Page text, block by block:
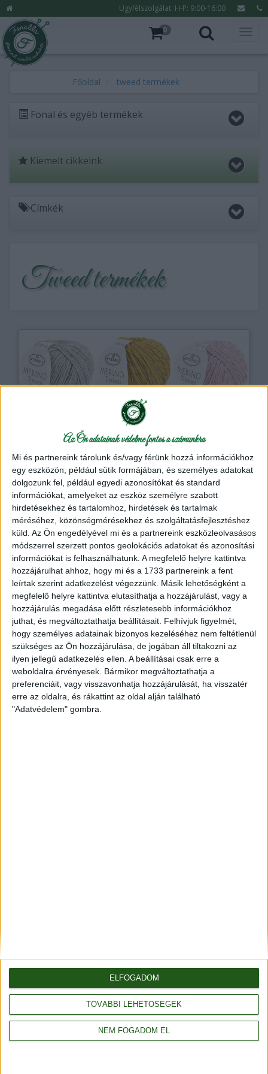
Az Ön adatainak védelme fontos a számunkra
Mi és partnereink tárolunk és/vagy férünk hozzá információkhoz
egy eszközön, például sütik formájában, és személyes adatokat
dolgozunk fel, például egyedi azonosítókat és standard
információkat, amelyeket az eszköz személyre szabott
hirdetésekhez és tartalomhoz, hirdetések és tartalmak
méréséhez, közönségmérésekhez és szolgáltatásfejlesztéshez
küld. Az Ön engedélyével mi és a partnereink eszközleolvasásos
módszerrel szerzett pontos geolokációs adatokat és azonosítási
információkat is felhasználhatunk. A megfelelő helyre kattintva
hozzájárulhat ahhoz, hogy mi és a 1733 partnereink a fent
leírtak szerint adatkezelést végezzünk. Másik lehetőségként a
megfelelő helyre kattintva elutasíthatja a hozzájárulást, vagy a
hozzájárulás megadása előtt részletesebb információkhoz
juthat, és megváltoztathatja beállításait. Felhívjuk figyelmét,
hogy személyes adatainak bizonyos kezeléséhez nem feltétlenül
szükséges az Ön hozzájárulása, de jogában áll tiltakozni az
ilyen jellegű adatkezelés ellen. A beállításai csak erre a
weboldalra érvényesek. Bármikor megváltoztathatja a
preferenciáit, vagy visszavonhatja hozzájárulását, ha visszatér
erre az oldalra, és rákattint az oldal alján található
"Adatvédelem" gombra.
TOVÁBBI LEHETŐSÉGEK
NEM FOGADOM EL
ELFOGADOM
Ügyfélszolgálat: H-P: 9:00-16:00
0
Főoldal tweed termékek
Fonal és egyéb termékek
Kiemelt cikkeink
Címkék
Tweed termékek
Stenli Merino Tweed gyapjú - selyem fonal
A Stenli Merino Tweed puha merinó gyapjú, finom akril
és újrahasznosított természetes selyem színes
zárványai tartósan a fonalba integrálva.
Stenli Kötőfonal
990 Ft/ 50gr Kötőfonal
Részletek
gyapjú fonal kötőfonal selyem fonal tweed
Vásároljon még olcsóbban!
Gyűjtse a kedvezménypontokat,
melyeket azonnali kedvezményekre
válthat!
Impresszum
Partnerünk
Webáruház: saját fejlesztés